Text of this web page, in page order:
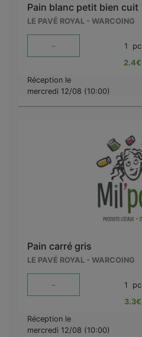
Pain blanc petit bien cuit
LE PAVÉ ROYAL - WARCOING
- 1 pc
2.4€
Réception le
mercredi 12/08 (10:00)
Pain carré gris
LE PAVÉ ROYAL - WARCOING
- 1 pc
3.3€
Réception le
mercredi 12/08 (10:00)